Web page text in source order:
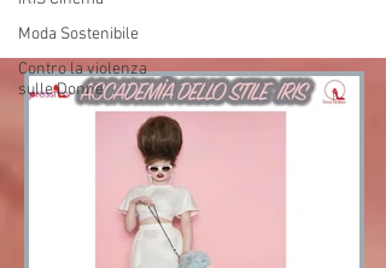
Moda Sostenibile
Contro la violenza
sulle Donne